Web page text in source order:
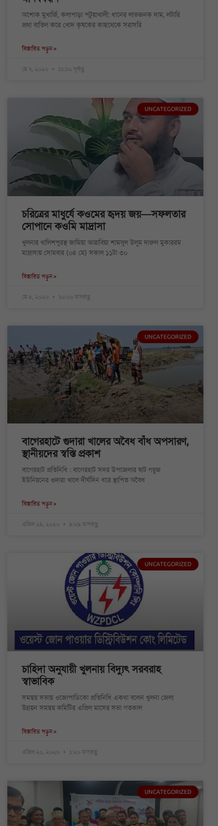
অশোক মুখার্জি, কলাপাড়া পটুয়াখালী: ধানের লাভজনক দাম, লটারি
প্রথা বাতিল করে খোদ কৃষকের কাছথেকে সরাসরি
বিস্তারিত পড়ুন »
মে ৭, ২০২৬ ১১:১৬ পূর্বাহ্ণ
UNCATEGORIZED
চরিত্রের মাধুর্যে কওমের হৃদয় জয়—সফলতার
সোপানে কওমি মাদ্রাসা
খুলনার খালিশপুরস্থ জামিয়া আরাবিয়া শামসুল উলুম দারুল মুকাররম
মাদ্রাসায় সোমবার (০৪ মে) সকাল ১১টা ৩০
বিস্তারিত পড়ুন »
মে ৪, ২০২৬ ১০:০৬ অপরাহ্ণ
UNCATEGORIZED
বাগেরহাটে গুদারা খালের অবৈধ বাঁধ অপসারণ,
স্থানীয়দের স্বস্তি প্রকাশ
বাগেরহাট প্রতিনিধি : বাগেরহাট সদর উপজেলার ষাট গম্বুজ
ইউনিয়নের গুদারা খালে দীর্ঘদিন ধরে স্থাপিত অবৈধ
বিস্তারিত পড়ুন »
এপ্রিল ২৪, ২০২৬ ৯:২৯ অপরাহ্ণ
UNCATEGORIZED
চাহিদা অনুযায়ী খুলনায় বিদ্যুৎ সরবরাহ
স্বাভাবিক
সমন্বয় সভায় ওজোপাডিকো প্রতিনিধি একথা বলেন খুলনা জেলা
উন্নয়ন সমন্বয় কমিটির এপ্রিল মাসের সভা গতকাল
বিস্তারিত পড়ুন »
এপ্রিল ২০, ২০২৬ ১:২৬ অপরাহ্ণ
UNCATEGORIZED